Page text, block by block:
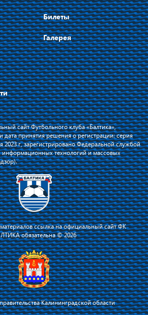
Билеты
Галерея
сайт Футбольного клуба «Балтика»,
принятия решения о регистрации: серия
г, зарегистрировано Федеральной службой
информационных технологий и массовых
ссылка на официальный сайт ФК
обязательна © 2026
Калининградской области